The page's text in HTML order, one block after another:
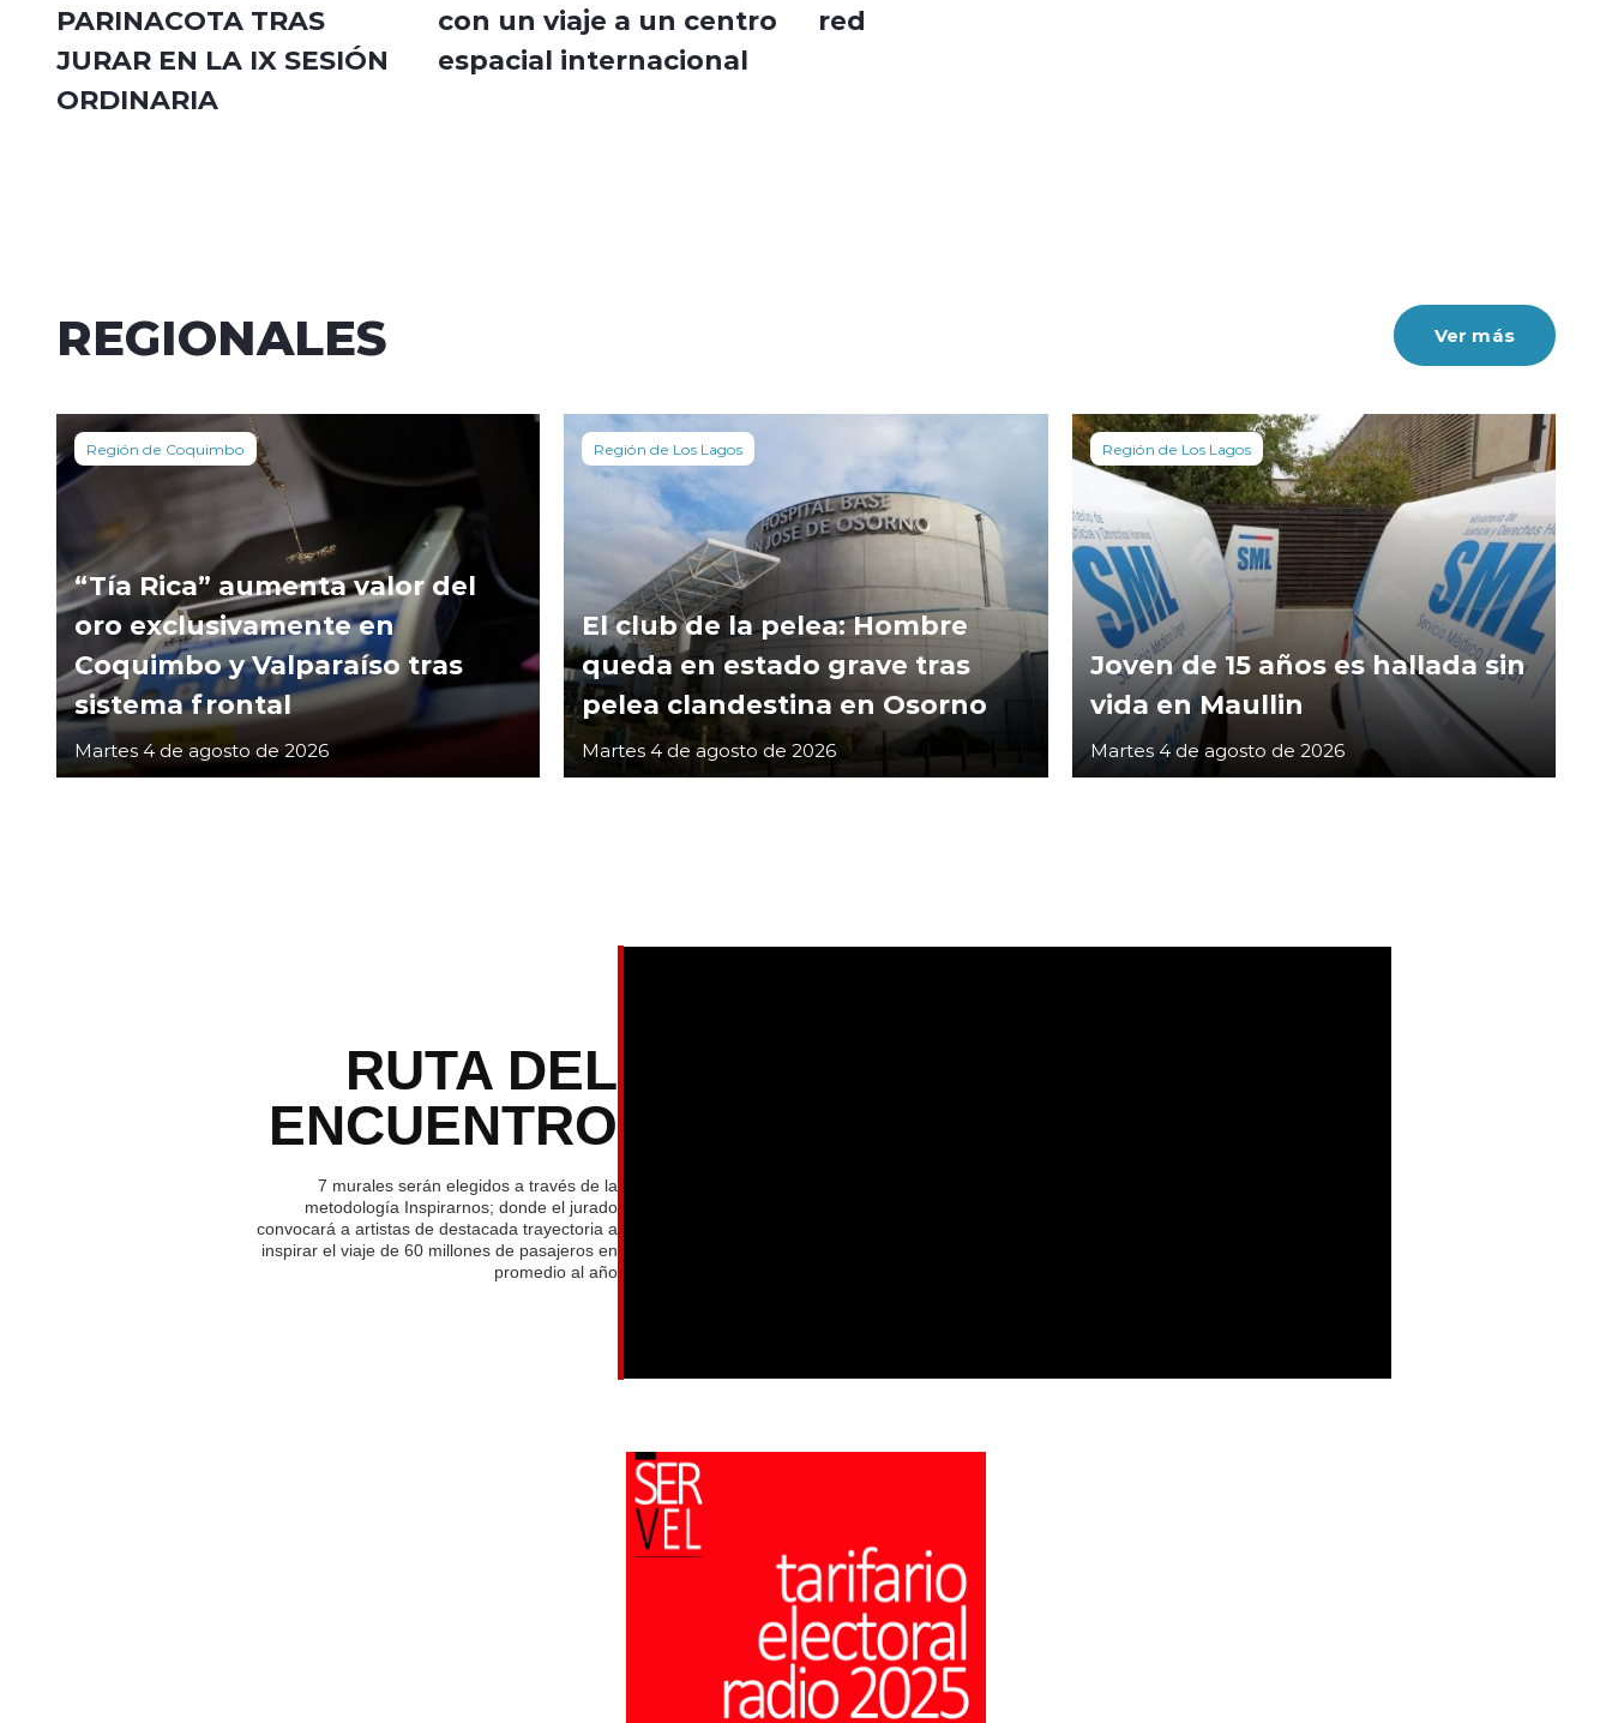
PARINACOTA TRAS
JURAR EN LA IX SESIÓN
ORDINARIA
con un viaje a un centro
espacial internacional
red
REGIONALES Ver más
Región de Coquimbo
“Tía Rica” aumenta valor del
oro exclusivamente en
Coquimbo y Valparaíso tras
sistema frontal
Martes 4 de agosto de 2026
Región de Los Lagos
El club de la pelea: Hombre
queda en estado grave tras
pelea clandestina en Osorno
Martes 4 de agosto de 2026
Región de Los Lagos
Joven de 15 años es hallada sin
vida en Maullin
Martes 4 de agosto de 2026
RUTA DEL
ENCUENTRO
7 murales serán elegidos a través de la
metodología Inspirarnos; donde el jurado
convocará a artistas de destacada trayectoria a
inspirar el viaje de 60 millones de pasajeros en
promedio al año